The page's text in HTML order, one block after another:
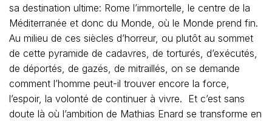
sa destination ultime: Rome l’immortelle, le centre de la
Méditerranée et donc du Monde, où le Monde prend fin.
Au milieu de ces siècles d’horreur, ou plutôt au sommet
de cette pyramide de cadavres, de torturés, d’exécutés,
de déportés, de gazés, de mitraillés, on se demande
comment l’homme peut-il trouver encore la force,
l’espoir, la volonté de continuer à vivre. Et c’est sans
doute là où l’ambition de Mathias Enard se transforme en